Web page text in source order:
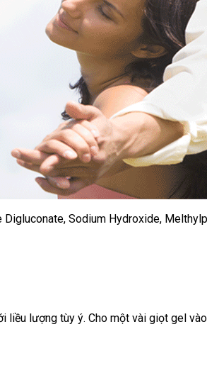
Digluconateđánh
, Sodium Hydroxidemiễn
,
liều lượng tùy ýmiễn
. Cho một vài giọt gel